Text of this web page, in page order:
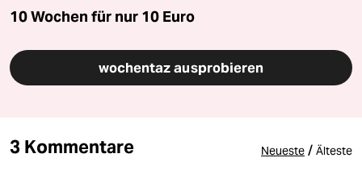
10 Wochen für nur 10 Euro
wochentaz ausprobieren
3 Kommentare Neueste / Älteste